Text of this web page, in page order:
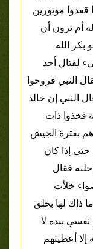
قعدوا موتورين
أم ترون أن
بكر الله
لقتال أحد
النبي فروحوا
النبي إن خالد
فخذوا ذات
هم بقترة الجيش
إذا كان
فقال
خلأت
ذاك لها بخلق
بيده لا
أعطيتهم